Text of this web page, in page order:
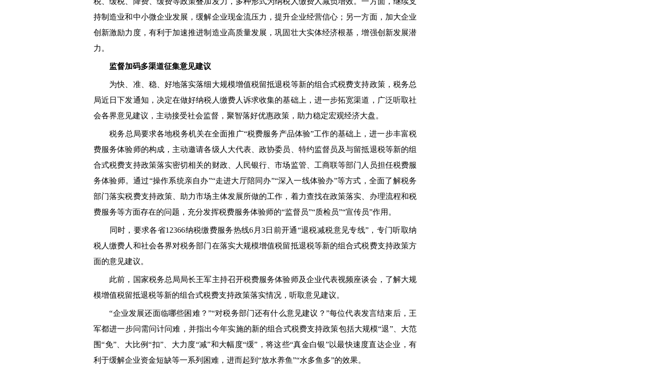
持制造业和中小微企业发展，缓解企业现金流压力，提升企业经营信心；另一方面，加大企业
创新激励力度，有利于加速推进制造业高质量发展，巩固壮大实体经济根基，增强创新发展潜
力。
监督加码多渠道征集意见建议
为快、准、稳、好地落实落细大规模增值税留抵退税等新的组合式税费支持政策，税务总
局近日下发通知，决定在做好纳税人缴费人诉求收集的基础上，进一步拓宽渠道，广泛听取社
会各界意见建议，主动接受社会监督，聚智落好优惠政策，助力稳定宏观经济大盘。
税务总局要求各地税务机关在全面推广“税费服务产品体验”工作的基础上，进一步丰富税
费服务体验师的构成，主动邀请各级人大代表、政协委员、特约监督员及与留抵退税等新的组
合式税费支持政策落实密切相关的财政、人民银行、市场监管、工商联等部门人员担任税费服
务体验师。通过“操作系统亲自办”“走进大厅陪同办”“深入一线体验办”等方式，全面了解税务
部门落实税费支持政策、助力市场主体发展所做的工作，着力查找在政策落实、办理流程和税
费服务等方面存在的问题，充分发挥税费服务体验师的“监督员”“质检员”“宣传员”作用。
同时，要求各省12366纳税缴费服务热线6月3日前开通“退税减税意见专线”，专门听取纳
税人缴费人和社会各界对税务部门在落实大规模增值税留抵退税等新的组合式税费支持政策方
面的意见建议。
此前，国家税务总局局长王军主持召开税费服务体验师及企业代表视频座谈会，了解大规
模增值税留抵退税等新的组合式税费支持政策落实情况，听取意见建议。
“企业发展还面临哪些困难？”“对税务部门还有什么意见建议？”每位代表发言结束后，王
军都进一步问需问计问难，并指出今年实施的新的组合式税费支持政策包括大规模“退”、大范
围“免”、大比例“扣”、大力度“减”和大幅度“缓”，将这些“真金白银”以最快速度直达企业，有
利于缓解企业资金短缺等一系列困难，进而起到“放水养鱼”“水多鱼多”的效果。